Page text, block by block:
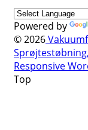
Powered by
© 2026
Responsive
Top